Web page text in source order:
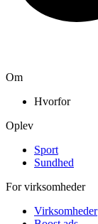
Om
Hvorfor
Oplev
Sport
Sundhed
For virksomheder
Virksomheder